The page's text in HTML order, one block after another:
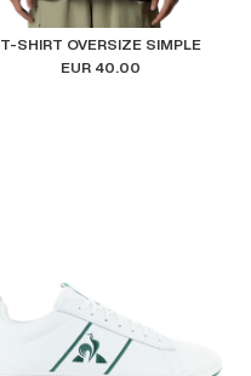
T-SHIRT OVERSIZE SIMPLE
EUR 40.00